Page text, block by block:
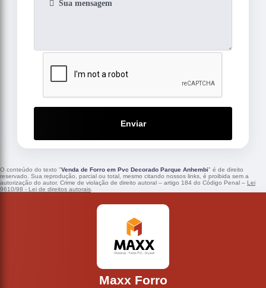
Enviar
O conteúdo do texto "Venda de Forro em Pvc Decorado Parque Anhembi" é de direito
reservado. Sua reprodução, parcial ou total, mesmo citando nossos links, é proibida sem a
autorização do autor. Crime de violação de direito autoral – artigo 184 do Código Penal – Lei
9610/98 - Lei de direitos autorais.
Maxx Forro